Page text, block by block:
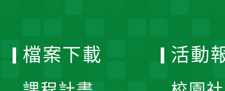
檔案下載 活動